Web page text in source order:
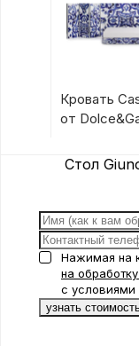
Кровать
от
Стол
Нажимая на
на
с условиями